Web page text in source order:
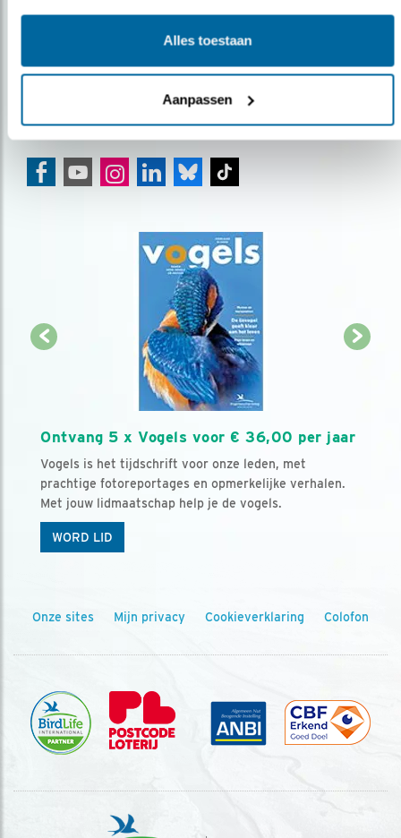
Alles toestaan
Aanpassen
Meld je aan en ontvang nieuws, inspiratie, acties en tips
over vogels en activiteiten van Vogelbescherming.
AANMELDEN VOGELNIEUWS
Volg ons via social media
Ontvang 5 x Vogels voor € 36,00 per jaar
Vogels is het tijdschrift voor onze leden, met
prachtige fotoreportages en opmerkelijke verhalen.
Met jouw lidmaatschap help je de vogels.
WORD LID
Onze sites Mijn privacy Cookieverklaring Colofon